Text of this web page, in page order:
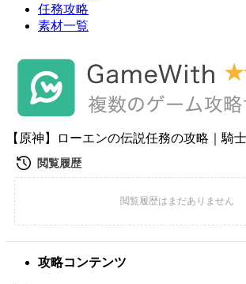
任務攻略
素材一覧
【原神】ローエンの伝説任務の攻略｜騎
攻略コンテンツ